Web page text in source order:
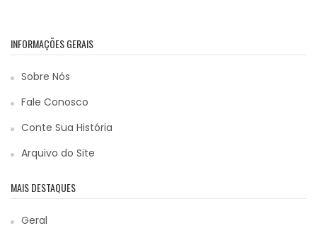
INFORMAÇÕES GERAIS
Sobre Nós
Fale Conosco
Conte Sua História
Arquivo do Site
MAIS DESTAQUES
Geral